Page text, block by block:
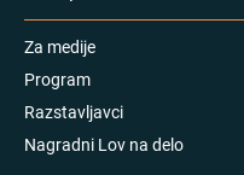
Za medije
Program
Razstavljavci
Nagradni Lov na delo